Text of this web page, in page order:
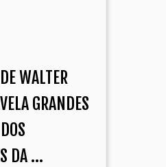
WALTER
GRANDES
DA ...